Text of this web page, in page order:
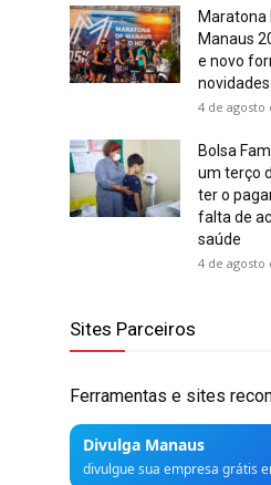
Maratona
Manaus
e novo
novidades
4 de agosto
Bolsa
um terço
ter o
falta de
saúde
4 de agosto
Sites Parceiros
Ferramentas e sites
Divulga Manaus
divulgue sua empresa grátis